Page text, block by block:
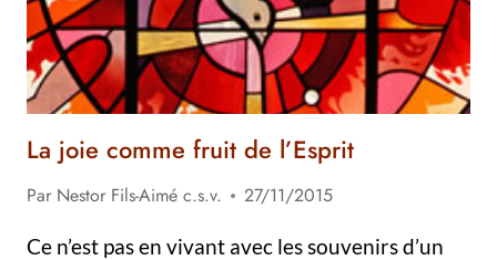
La joie comme fruit de l’Esprit
Par Nestor Fils-Aimé c.s.v.
27/11/2015
Ce n’est pas en vivant avec les souvenirs d’un